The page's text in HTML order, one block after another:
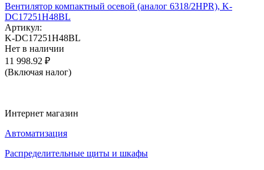
Вентилятор компактный осевой (аналог 6318/2HPR), K-
DC17251H48BL
Артикул:
K-DC17251H48BL
Нет в наличии
11 998.92 ₽
(Включая налог)
Интернет магазин
Автоматизация
Распределительные щиты и шкафы